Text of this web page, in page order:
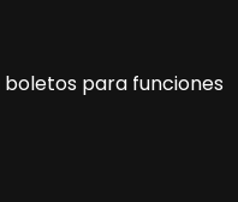
para funciones